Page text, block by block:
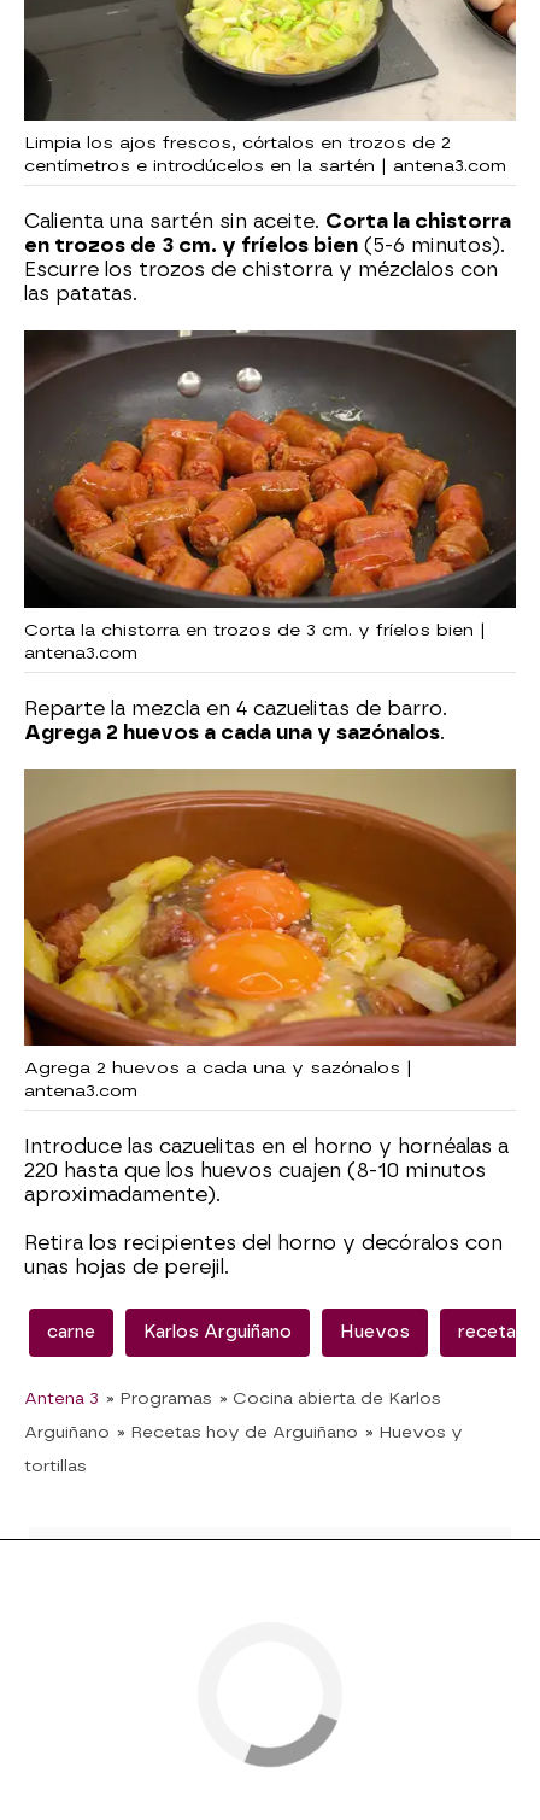
Limpia los ajos frescos, córtalos en trozos de 2
centímetros e introdúcelos en la sartén | antena3.com
Calienta una sartén sin aceite. Corta la chistorra
en trozos de 3 cm. y fríelos bien (5-6 minutos).
Escurre los trozos de chistorra y mézclalos con
las patatas.
Corta la chistorra en trozos de 3 cm. y fríelos bien |
antena3.com
Reparte la mezcla en 4 cazuelitas de barro.
Agrega 2 huevos a cada una y sazónalos.
Agrega 2 huevos a cada una y sazónalos |
antena3.com
Introduce las cazuelitas en el horno y hornéalas a
220 hasta que los huevos cuajen (8-10 minutos
aproximadamente).
Retira los recipientes del horno y decóralos con
unas hojas de perejil.
carne Karlos Arguiñano Huevos recetas
Antena 3 » Programas » Cocina abierta de Karlos
Arguiñano » Recetas hoy de Arguiñano » Huevos y
tortillas